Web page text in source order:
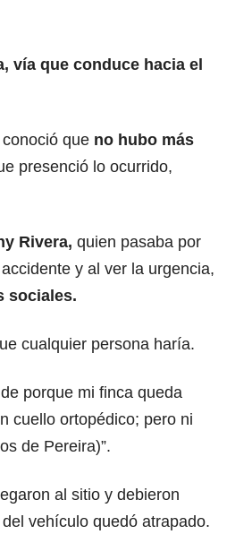
vía que conduce hacia el
que no hubo más
presenció lo ocurrido,
Rivera, quien pasaba por
y al ver la urgencia,
sociales.
cualquier persona haría.
porque mi finca queda
cuello ortopédico; pero ni
de Pereira)”.
al sitio y debieron
vehículo quedó atrapado.